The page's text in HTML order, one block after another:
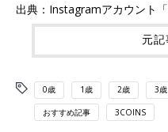
出典：Instagramアカウント「
元
0歳 1歳 2歳 3歳
おすすめ記事 3COINS